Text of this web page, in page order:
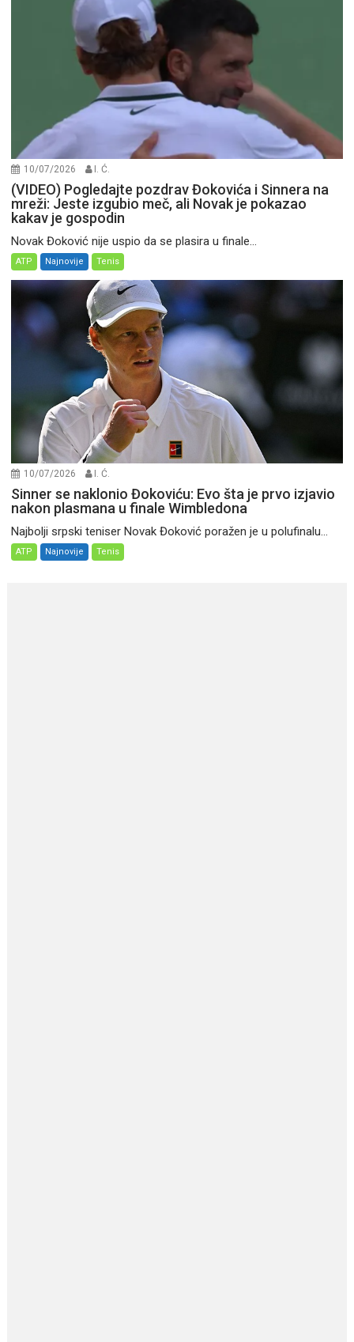
10/07/2026 I. Ć.
(VIDEO) Pogledajte pozdrav Đokovića i Sinnera na
mreži: Jeste izgubio meč, ali Novak je pokazao
kakav je gospodin
Novak Đoković nije uspio da se plasira u finale...
ATP Najnovije Tenis
10/07/2026 I. Ć.
Sinner se naklonio Đokoviću: Evo šta je prvo izjavio
nakon plasmana u finale Wimbledona
Najbolji srpski teniser Novak Đoković poražen je u polufinalu...
ATP Najnovije Tenis